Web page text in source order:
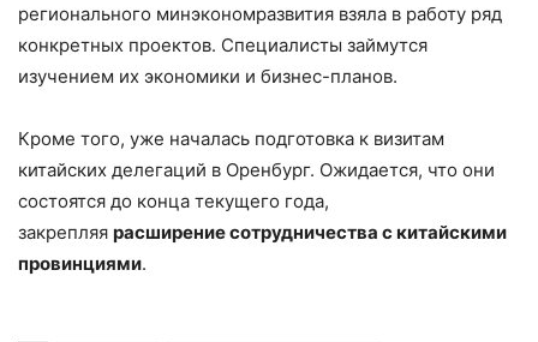
регионального минэкономразвития взяла в работу ряд
конкретных проектов. Специалисты займутся
изучением их экономики и бизнес-планов.
Кроме того, уже началась подготовка к визитам
китайских делегаций в Оренбург. Ожидается, что они
состоятся до конца текущего года,
закрепляя расширение сотрудничества с китайскими
провинциями.